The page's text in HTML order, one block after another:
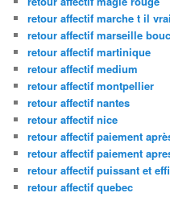
retour affectif marche t il
retour affectif marseille
retour affectif martinique
retour affectif medium
retour affectif montpellier
retour affectif nantes
retour affectif nice
retour affectif paiement
retour affectif paiement
retour affectif puissant et
retour affectif quebec